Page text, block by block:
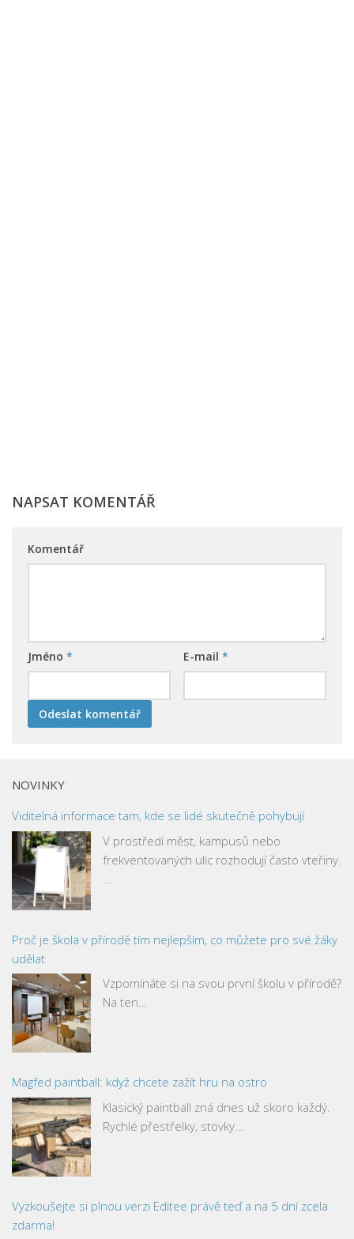
NAPSAT KOMENTÁŘ
Komentář
Jméno * E-mail *
NOVINKY
Viditelná informace tam, kde se lidé skutečně pohybují
V prostředí měst, kampusů nebo
frekventovaných ulic rozhodují často vteřiny.
Proč je škola v přírodě tím nejlepším, co můžete pro své žáky
udělat
Vzpomínáte si na svou první školu v přírodě?
Na ten…
Magfed paintball: když chcete zažít hru na ostro
Klasický paintball zná dnes už skoro každý.
Rychlé přestřelky, stovky…
Vyzkoušejte si plnou verzi Editee právě teď a na 5 dní zcela
zdarma!